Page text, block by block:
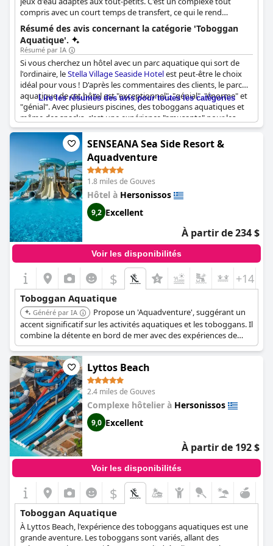
compris avec un court temps de transfert, ce qui le rend
pratique pour les familles avec de jeunes enfants.
Résumé des avis concernant la catégorie 'Toboggan
Aquatique'.
Résumé par IA
Si vous cherchez un hôtel avec un parc aquatique qui sort de
l'ordinaire, leStella Village Seaside Hotelest peut-être le choix
idéal pour vous ! D'après les commentaires des clients, le parc
aquatique de cet hôtel est "exceptionnel", "génial", "énorme" et
"génial". Avec plusieurs piscines, des toboggans aquatiques et
même des snacks, c'est une expérience "amusante" pour les
enfants comme pour les adultes. Le parc est une "attraction de
premier plan" qui offre un "divertissement sans fin" aux familles,
ainsi que d'autres activités telles que la mini-discothèque,
l'équitation et la peinture sur visage. Bien que certains
nouveaux toboggans n'aient pas encore été ouverts lors du
séjour de certains visiteurs, ces derniers ont souligné que les
toboggans et les piscines existants sont "déroutants". Ce qui est
encore mieux, c'est que l'accès au parc aquatique est gratuit
pour les clients de l'hôtel. Dans l'ensemble, cet hôtel est un
paradis aquatique à ne pas manquer !
Lire les résumés des avis pour toutes les catégories
SENSEANA Sea Side Resort &
Aquadventure
1.8 miles de Gouves
Hôtel à Hersonissos
9,2 Excellent
À partir de 234 $
Voir les disponibilités
$ +14
Toboggan Aquatique
Généré par IA
Propose un 'Aquadventure', suggérant un
accent significatif sur les activités aquatiques et les toboggans. Il
combine la détente en bord de mer avec des expériences de
parc aquatique palpitantes.
Lyttos Beach
2.4 miles de Gouves
Complexe hôtelier à Hersonissos
9,0 Excellent
À partir de 192 $
Voir les disponibilités
$
Toboggan Aquatique
À Lyttos Beach, l'expérience des toboggans aquatiques est une
grande aventure. Les toboggans sont variés, allant des